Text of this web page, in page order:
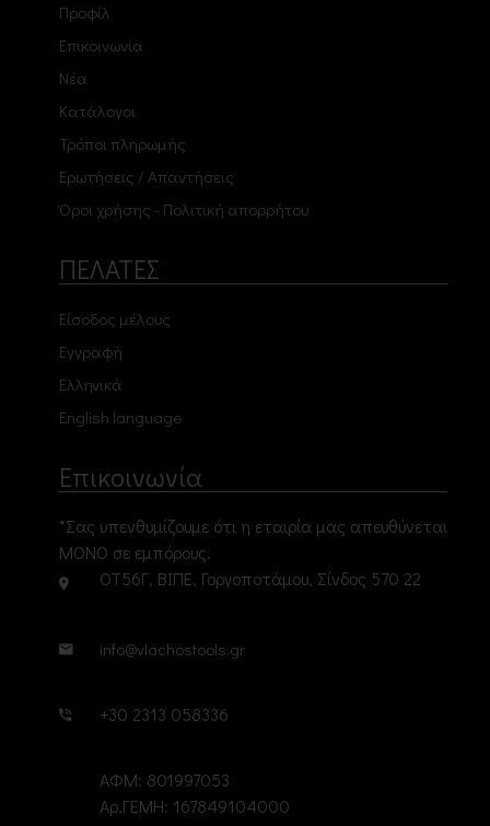
Προφίλ
Επικοινωνία
Νέα
Κατάλογοι
Τρόποι πληρωμής
Ερωτήσεις / Απαντήσεις
Όροι χρήσης - Πολιτική απορρήτου
ΠΕΛΑΤΕΣ
Είσοδος μέλους
Εγγραφή
Ελληνικά
English language
Επικοινωνία
*Σας υπενθυμίζουμε ότι η εταιρία μας απευθύνεται
ΜΟΝΟ σε εμπόρους.
ΟΤ56Γ, ΒΙΠΕ, Γοργοποτάμου, Σίνδος 570 22
info@vlachostools.gr
+30 2313 058336
ΑΦΜ: 801997053
Αρ.ΓΕΜΗ: 167849104000